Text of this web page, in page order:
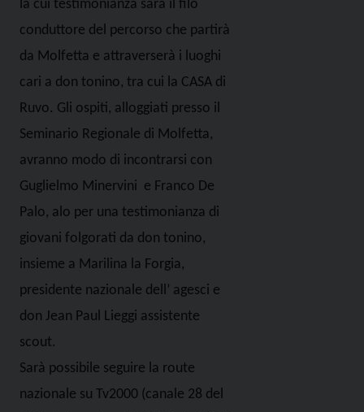
la cui testimonianza sarà il filo
conduttore del percorso che partirà
da Molfetta e attraverserà i luoghi
cari a don tonino, tra cui la CASA di
Ruvo. Gli ospiti, alloggiati presso il
Seminario Regionale di Molfetta,
avranno modo di incontrarsi con
Guglielmo Minervini e Franco De
Palo, alo per una testimonianza di
giovani folgorati da don tonino,
insieme a Marilina la Forgia,
presidente nazionale dell’ agesci e
don Jean Paul Lieggi assistente
scout.
Sarà possibile seguire la route
nazionale su Tv2000 (canale 28 del